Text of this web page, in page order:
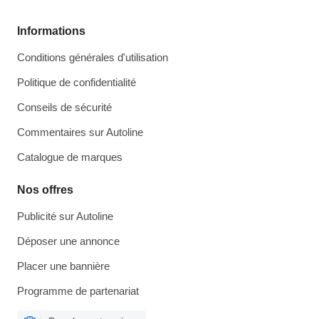
Informations
Conditions générales d'utilisation
Politique de confidentialité
Conseils de sécurité
Commentaires sur Autoline
Catalogue de marques
Nos offres
Publicité sur Autoline
Déposer une annonce
Placer une bannière
Programme de partenariat